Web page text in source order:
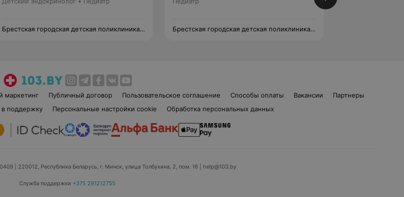
Брестская городская детская поликлиника
Брестская городская детская поликлиника
маркетинг Публичный договор Пользовательское соглашение Способы оплаты Вакансии
Партнеры
в поддержку Персональные настройки cookie Обработка персональных данных
| 220012, Республика Беларусь, г. Минск, улица Толбухина, 2, пом. 16 | help@103.by
Служба поддержки +375 291212755